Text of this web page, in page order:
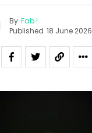
By Fab !
Published 18 June 2026